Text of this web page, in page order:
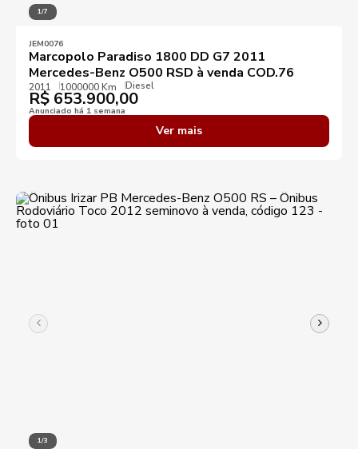
1/7
JEM0076
Marcopolo Paradiso 1800 DD G7 2011
Mercedes-Benz O500 RSD à venda COD.76
2011 1000000 Km Diesel
R$ 653.900,00
Anunciado há 1 semana
Ver mais
1/3